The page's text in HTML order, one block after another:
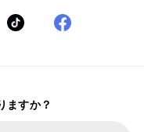
ますか？